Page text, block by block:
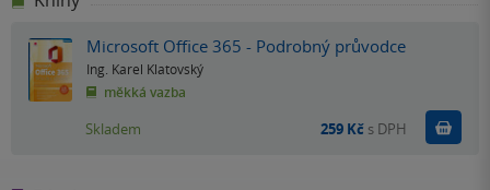
Microsoft Office 365 - Podrobný průvodce
Ing. Karel Klatovský
měkká vazba
Skladem 259 Kč s DPH